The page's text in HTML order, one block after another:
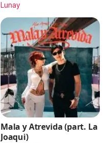
Lunay
Mala y Atrevida (part. La
Joaqui)